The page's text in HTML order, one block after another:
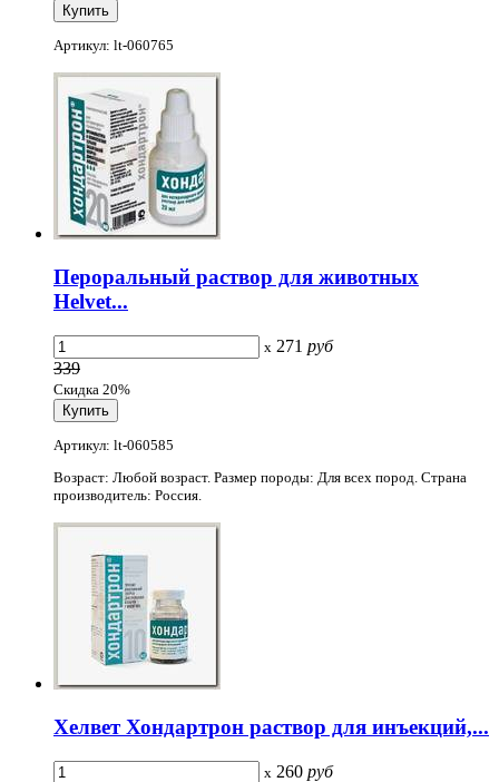
Артикул: lt-060765
Пероральный раствор для животных
Helvet...
x 271 руб
339
Скидка 20%
Артикул: lt-060585
Возраст: Любой возраст. Размер породы: Для всех пород. Страна
производитель: Россия.
Хелвет Хондартрон раствор для инъекций,...
x 260 руб